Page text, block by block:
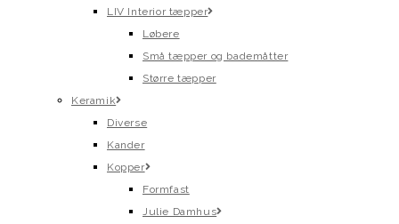
LIV Interior tæpper
Løbere
Små tæpper og bademåtter
Større tæpper
Keramik
Diverse
Kander
Kopper
Formfast
Julie Damhus